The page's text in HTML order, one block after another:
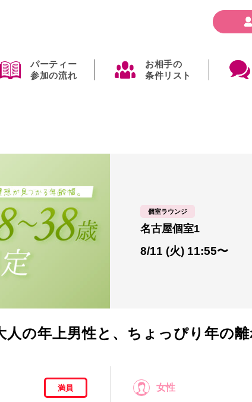
パーティー
参加の流れ
お相手の
条件リスト
8/11 (火) 11:55〜
個室ラウンジ
名古屋個室1
人の年上男性と、ちょっぴり年の
満員 女性